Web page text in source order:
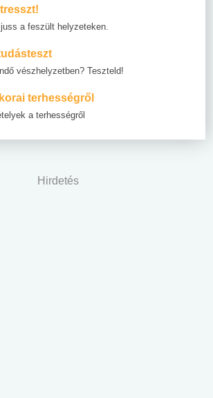
a feszült helyzeteken.
vészhelyzetben? Teszteld!
terhességről
a terhességről
Hirdetés